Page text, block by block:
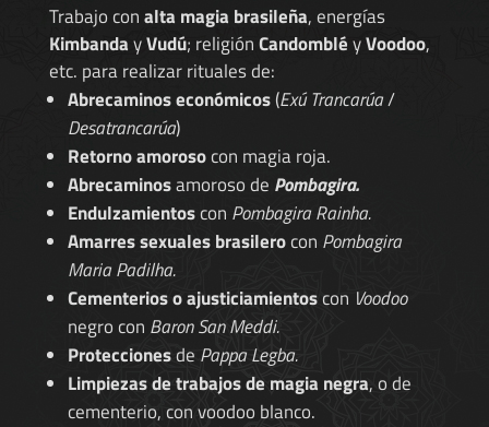
Trabajo conalta magia brasileña, energías
KimbandayVudú; religiónCandombléyVoodoo,
etc. para realizar rituales de:
Abrecaminos económicos(Exú Trancarúa/
Desatrancarúa)
Retorno amorosocon magia roja.
Abrecaminosamoroso de Pombagira.
Endulzamientoscon Pombagira Rainha.
Amarres sexuales brasilerocon Pombagira
Maria Padilha.
Cementerios o ajusticiamientoscon Voodoo
negro con Baron San Meddi.
Proteccionesde Pappa Legba.
Limpiezas de trabajos de magia negra, o de
cementerio, con voodoo blanco.